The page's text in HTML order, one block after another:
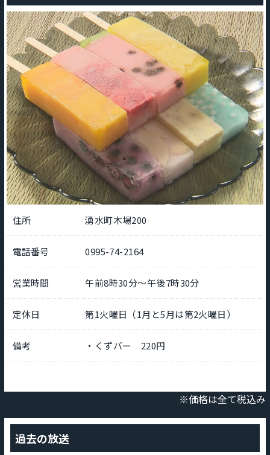
住所 湧水町木場200
電話番号 0995-74-2164
営業時間 午前8時30分～午後7時30分
定休日 第1火曜日（1月と5月は第2火曜日）
備考 ・くずバー 220円
※価格は全て税込み
過去の放送